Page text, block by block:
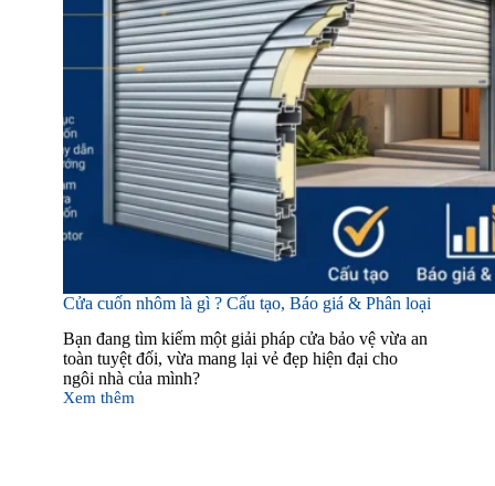
Cửa cuốn nhôm là gì ? Cấu tạo, Báo giá & Phân loại
Bạn đang tìm kiếm một giải pháp cửa bảo vệ vừa an
toàn tuyệt đối, vừa mang lại vẻ đẹp hiện đại cho
ngôi nhà của mình?
Xem thêm